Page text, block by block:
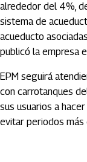
alrededor del 4%,
sistema de
acueducto
publicó la empresa
EPM seguirá
con carrotanques
sus usuarios a
evitar periodos más